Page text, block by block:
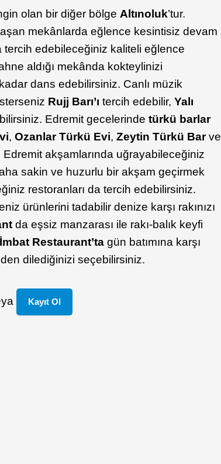
olan bir diğer bölgeAltınoluk’tur.
mekânlarda eğlence kesintisiz devam
tercih edebileceğiniz kaliteli eğlence
aldığı mekânda kokteylinizi
dans edebilirsiniz. Canlı müzik
Rujj Barı’ı tercih edebilir,Yalı
Edremit gecelerindetürkü barlar
,Ozanlar Türkü Evi,Zeytin Türkü Barve
akşamlarında uğrayabileceğiniz
sakin ve huzurlu bir akşam geçirmek
restoranları da tercih edebilirsiniz.
ürünlerini tadabilir denize karşı rakınızı
da eşsiz manzarası ile rakı-balık keyfi
İmbat Restaurant’ta gün batımına karşı
dilediğinizi seçebilirsiniz.
Kayıt Ol